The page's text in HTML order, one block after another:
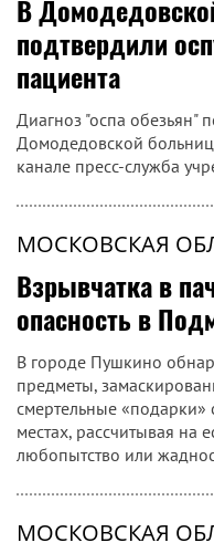
В
подтвердили
пациента
Диагноз "оспа обезьян"
Домодедовской
канале пресс-служба
МОСКОВСКАЯ
Взрывчатка в
опасность в
В городе Пушкино
предметы,
смертельные «подарки»
местах, рассчитывая на
любопытство или
МОСКОВСКАЯ